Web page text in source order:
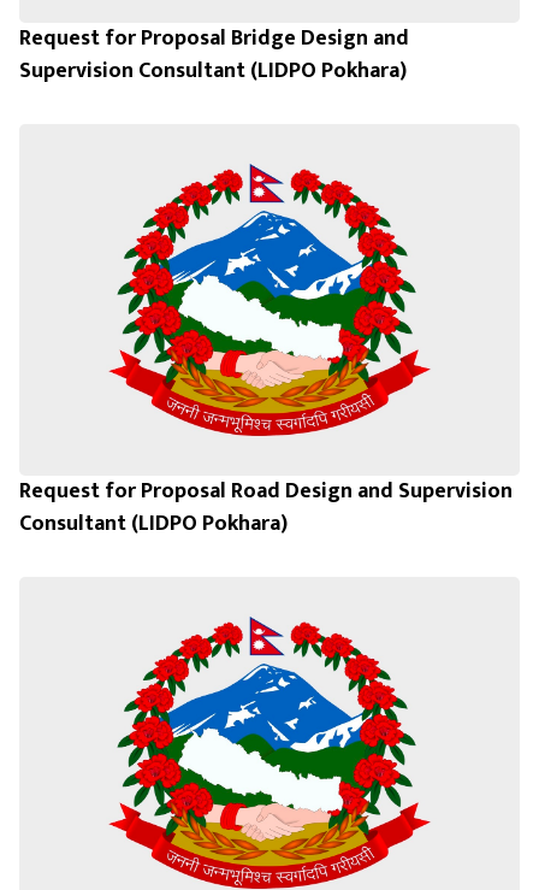
Request for Proposal Bridge Design and
Supervision Consultant (LIDPO Pokhara)
Request for Proposal Road Design and Supervision
Consultant (LIDPO Pokhara)